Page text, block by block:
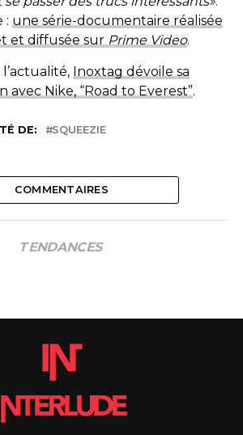
: une série-documentaire réalisée
et diffusée sur Prime Video.
Inoxtag dévoile sa
Nike, “Road to Everest”.
DE: SQUEEZIE
COMMENTAIRES
TENDANCES